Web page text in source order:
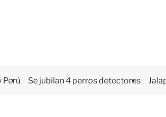
Perú Se jubilan 4 perros detectores